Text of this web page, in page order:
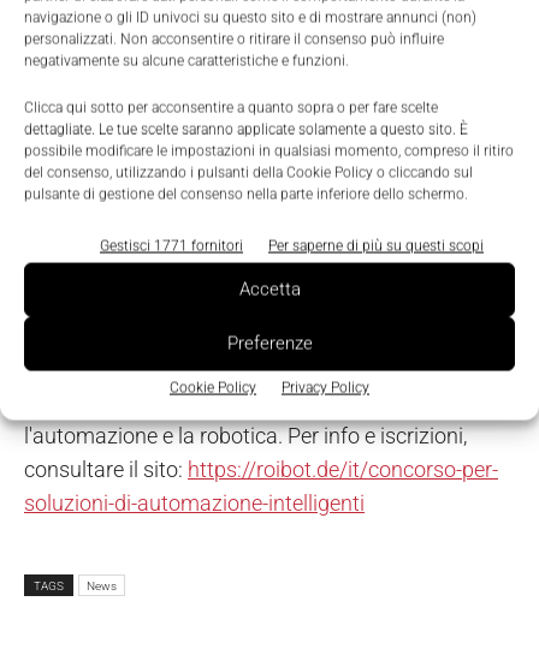
navigazione o gli ID univoci su questo sito e di mostrare annunci (non)
personalizzati. Non acconsentire o ritirare il consenso può influire
negativamente su alcune caratteristiche e funzioni.
Clicca qui sotto per acconsentire a quanto sopra o per fare scelte
dettagliate. Le tue scelte saranno applicate solamente a questo sito. È
possibile modificare le impostazioni in qualsiasi momento, compreso il ritiro
del consenso, utilizzando i pulsanti della Cookie Policy o cliccando sul
pulsante di gestione del consenso nella parte inferiore dello schermo.
Gestisci 1771 fornitori Per saperne di più su questi scopi
Accetta
Preferenze
Cookie Policy Privacy Policy
azionamenti drylin. Un gruppo di esperti esaminerà
tutte le proposte. I progetti partecipanti che avranno
saputo combinare creatività e ottimizzazione,
riceveranno il punteggio più alto. Il vincitore si
aggiudicherà un pacchetto di robotica per un valore
di 5.000 euro da scegliere e configurare liberamente
su RBTX.com. Il secondo classificato riceverà un
premio di 2.000 euro, mentre il terzo di 1.000 euro,
da spendere sempre su RBTX.com
iscrizioni è fissato al 30 aprile 2022. Le premiazioni
si terranno a Monaco di Baviera in occasione di
automatica 2022, la principale fiera per
l'automazione e la robotica. Per info e iscrizioni,
consultare il sito: https://roibot.de/it/concorso-per-
soluzioni-di-automazione-intelligenti
TAGS News